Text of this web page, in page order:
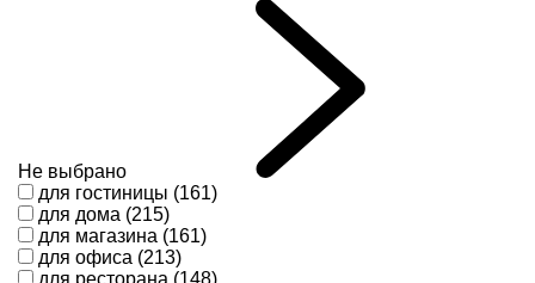
Не выбрано
для гостиницы (161)
для дома (215)
для магазина (161)
для офиса (213)